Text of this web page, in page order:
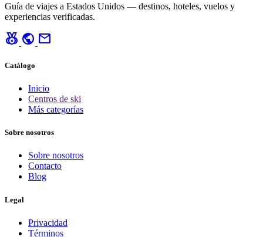
Guía de viajes a Estados Unidos — destinos, hoteles, vuelos y
experiencias verificadas.
social_leaderboard public mail
Catálogo
Inicio
Centros de ski
Más categorías
Sobre nosotros
Sobre nosotros
Contacto
Blog
Legal
Privacidad
Términos